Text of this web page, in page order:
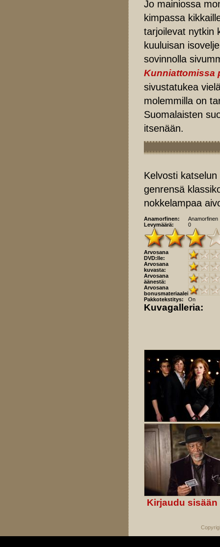
Jo mainiossa
kimpassa
tarjoilevat nytkin
kuuluisan
sovinnolla
Kunniattomissa
sivustatukea
molemmilla on
Suomalaisten
itsenään.
Kelvosti
genrensä
nokkelampaa
Anamorfinen:
Anamorfinen
Levymäärä:
0
Arvosana
DVD:lle:
Arvosana
kuvasta:
Arvosana
äänestä:
Arvosana
bonusmateriaaleista:
Pakkotekstitys:
On
Kuvagalleria:
Kirjaudu sisään